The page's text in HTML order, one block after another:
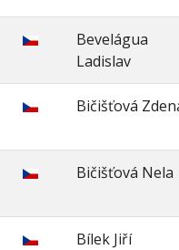
Bevelágua
Ladislav
Bičišťová
Bičišťová Nela
Bílek Jiří